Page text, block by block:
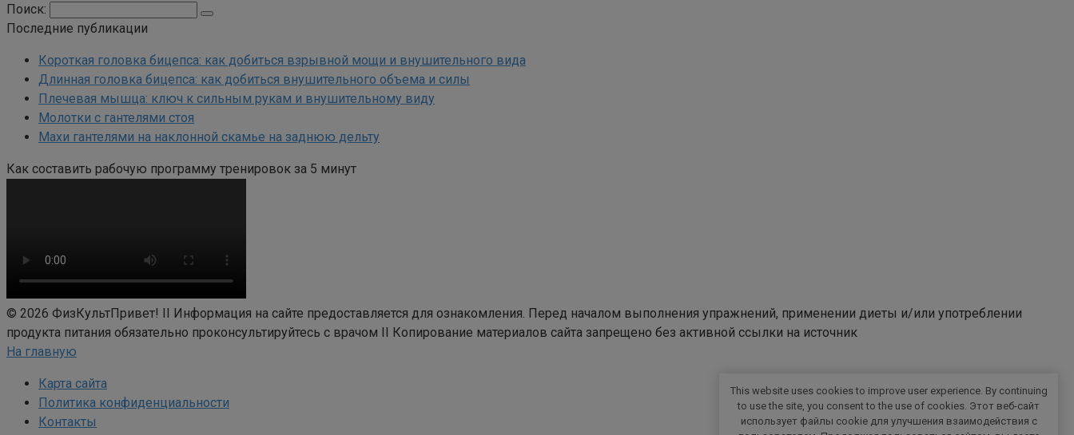
Поиск:
Последние публикации
Короткая головка бицепса: как добиться взрывной мощи и внушительного вида
Длинная головка бицепса: как добиться внушительного объема и силы
Плечевая мышца: ключ к сильным рукам и внушительному виду
Молотки с гантелями стоя
Махи гантелями на наклонной скамье на заднюю дельту
Как составить рабочую программу тренировок за 5 минут
© 2026 ФизКультПривет! II Информация на сайте предоставляется для ознакомления. Перед началом выполнения упражнений, применении диеты и/или употреблении
продукта питания обязательно проконсультируйтесь с врачом II Копирование материалов сайта запрещено без активной ссылки на источник
На главную
Карта сайта
Политика конфиденциальности
Контакты
This website uses cookies to improve user experience. By continuing
to use the site, you consent to the use of cookies. Этот веб-сайт
использует файлы cookie для улучшения взаимодействия с